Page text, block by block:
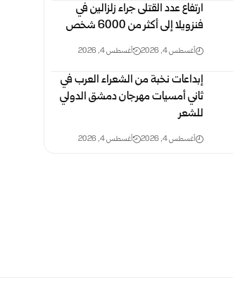
ارتفاع عدد القتلى جراء زلزالين في
فنزويلا إلى أكثر من 6000 ‏شخص
أغسطس 4, 2026 أغسطس 4, 2026
إبداعات نخبة من الشعراء العرب في
ثاني أمسيات مهرجان دمشق الدولي
‏للشعر
أغسطس 4, 2026 أغسطس 4, 2026